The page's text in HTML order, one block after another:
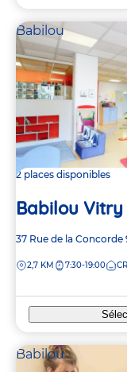
Babilou
2 places disponibles
Babilou
Adresse
la
37 Rue de la Concorde
DISTANCE
2,7 KM 7:30-19:00
Babilou